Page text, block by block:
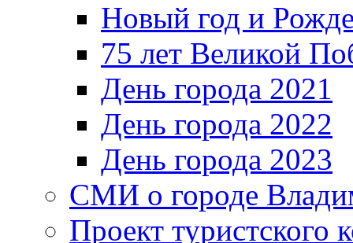
Новый год и
75 лет Великой
День города 2021
День города 2022
День города 2023
СМИ о городе
Проект туристского